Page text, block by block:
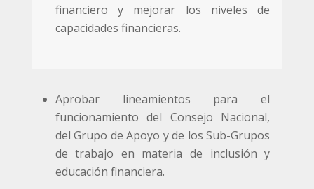
financiero y mejorar los niveles de
capacidades financieras.
Aprobar lineamientos para el
funcionamiento del Consejo Nacional,
del Grupo de Apoyo y de los Sub-Grupos
de trabajo en materia de inclusión y
educación financiera.